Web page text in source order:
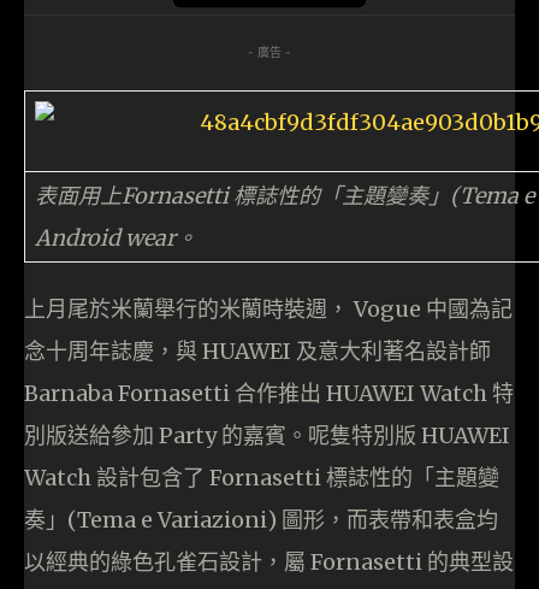
- 廣告 -
表面用上Fornasetti 標誌性的「主題變奏」(Tema
Android wear。
上月尾於米蘭舉行的米蘭時裝週， Vogue 中國為記
念十周年誌慶，與 HUAWEI 及意大利著名設計師
Barnaba Fornasetti 合作推出 HUAWEI Watch 特
別版送給參加 Party 的嘉賓。呢隻特別版 HUAWEI
Watch 設計包含了 Fornasetti 標誌性的「主題變
奏」(Tema e Variazioni) 圖形，而表帶和表盒均
以經典的綠色孔雀石設計，屬 Fornasetti 的典型設